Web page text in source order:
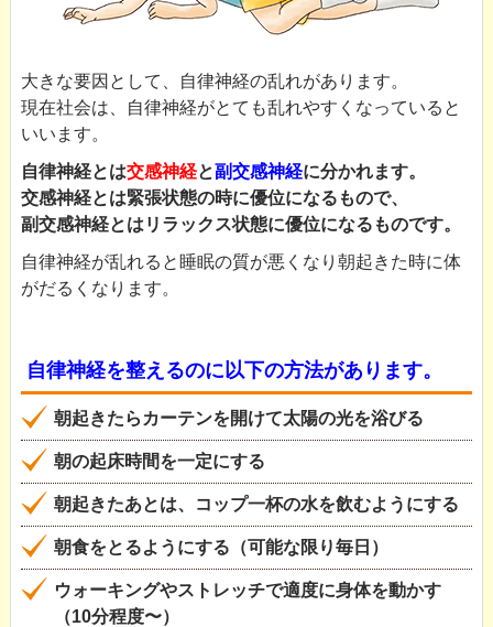
大きな要因として、自律神経の乱れがあります。
現在社会は、自律神経がとても乱れやすくなっていると
いいます。
自律神経とは交感神経と副交感神経に分かれます。
交感神経とは緊張状態の時に優位になるもので、
副交感神経とはリラックス状態に優位になるものです。
自律神経が乱れると睡眠の質が悪くなり朝起きた時に体
がだるくなります。
自律神経を整えるのに以下の方法があります。
朝起きたらカーテンを開けて太陽の光を浴びる
朝の起床時間を一定にする
朝起きたあとは、コップ一杯の水を飲むようにする
朝食をとるようにする（可能な限り毎日）
ウォーキングやストレッチで適度に身体を動かす
（10分程度〜）